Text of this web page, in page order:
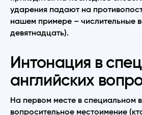
ударения падают на
нашем примере – числительные
девятнадцать).
Интонация в
английских
На первом месте в специальном
вопросительное местоимение